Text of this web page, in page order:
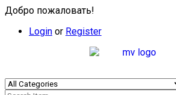
Добро пожаловать!
Login or Register